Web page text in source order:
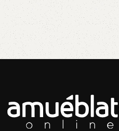
Añadir al carrito